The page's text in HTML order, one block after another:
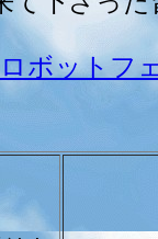
ボットフ